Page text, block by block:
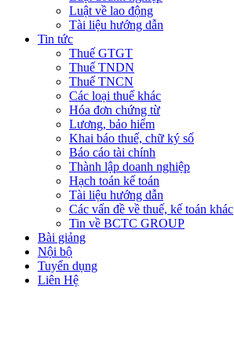
Luật về lao động
Tài liệu hướng dẫn
Tin tức
Thuế GTGT
Thuế TNDN
Thuế TNCN
Các loại thuế khác
Hóa đơn chứng từ
Lương, bảo hiểm
Khai báo thuế, chữ ký số
Báo cáo tài chính
Thành lập doanh nghiệp
Hạch toán kế toán
Tài liệu hướng dẫn
Các vấn đề về thuế, kế toán khác
Tin về BCTC GROUP
Bài giảng
Nội bộ
Tuyển dụng
Liên Hệ